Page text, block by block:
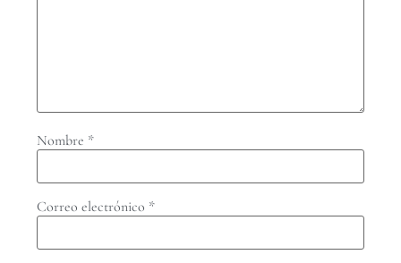
Nombre *
Correo electrónico *